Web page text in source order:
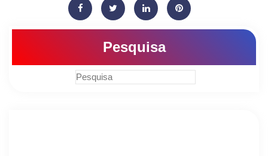
Pesquisa